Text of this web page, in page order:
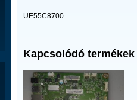
UE55C8700
Kapcsolódó termékek